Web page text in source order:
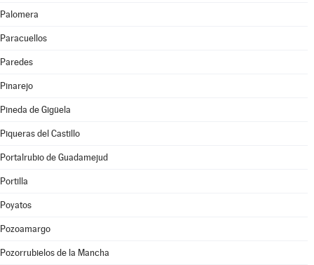
Palomera
Paracuellos
Paredes
Pinarejo
Pineda de Gigüela
Piqueras del Castillo
Portalrubio de Guadamejud
Portilla
Poyatos
Pozoamargo
Pozorrubielos de la Mancha